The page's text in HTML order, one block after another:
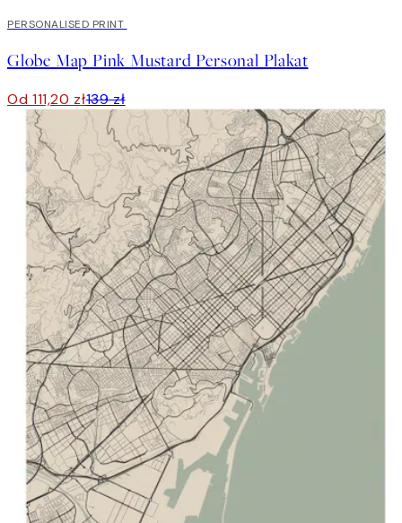
20%*
PERSONALISED PRINT
Globe Map Pink Mustard Personal Plakat
Od 111,20 zł139 zł